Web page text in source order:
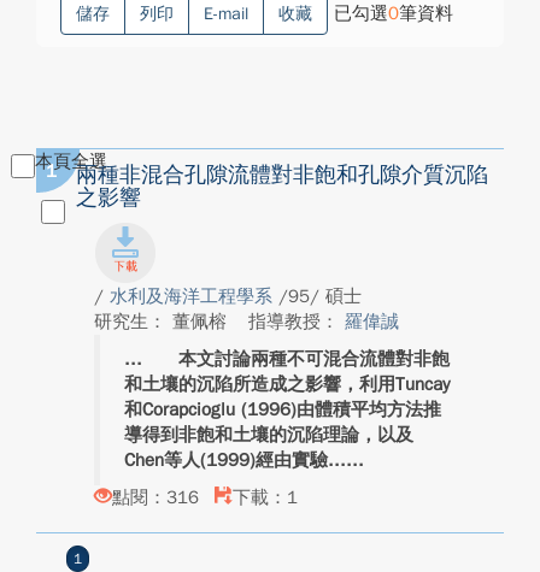
儲存 列印 E-mail 收藏 已勾選0筆資料
本頁全選
1
兩種非混合孔隙流體對非飽和孔隙介質沉陷
之影響
/ 水利及海洋工程學系 /95/ 碩士
研究生： 董佩榕
指導教授： 羅偉誠
本文討論兩種不可混合流體對非飽
和土壤的沉陷所造成之影響，利用Tuncay
和Corapcioglu (1996)由體積平均方法推
導得到非飽和土壤的沉陷理論，以及
Chen等人(1999)經由實驗...
點閱：316
下載：1
1